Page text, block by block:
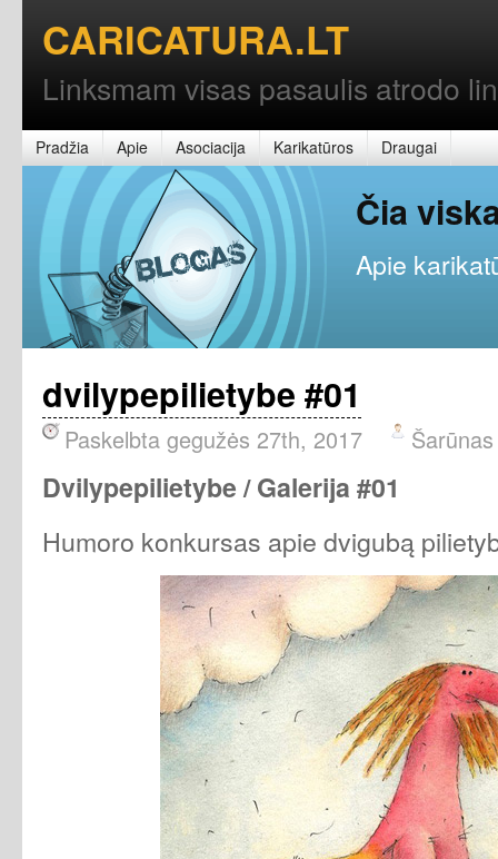
CARICATURA.LT
Linksmam visas pasaulis atrodo
Pradžia Apie Asociacija Karikatūros Draugai
Čia
Apie
dvilypepilietybe #01
Paskelbta gegužės 27th, 2017 Šarūnas
Dvilypepilietybe /Galerija #01
Humoro konkursas apie dvigubą